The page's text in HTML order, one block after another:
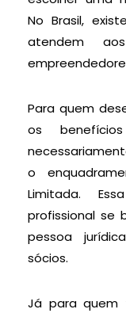
No Brasil,
atendem
Para quem
os
o
Limitada.
profissional se
pessoa
sócios.
Já para quem